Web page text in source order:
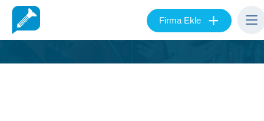
Firma Ekle +